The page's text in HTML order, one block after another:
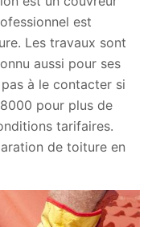
est
Les travaux sont
aussi pour ses
à le contacter si
pour plus de
tarifaires.
de toiture en